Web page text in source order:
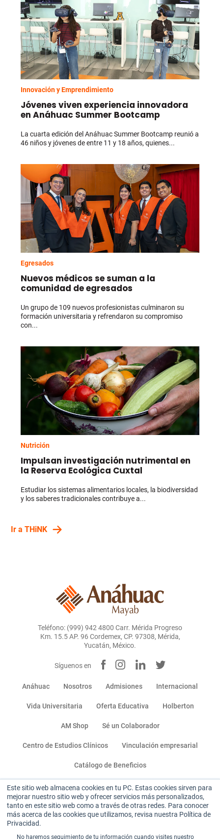
Este sitio web almacena cookies en tu PC. Estas cookies sirven para
mejorar nuestro sitio web y ofrecer servicios más personalizados,
tanto en este sitio web como a través de otras redes. Para conocer
más acerca de las cookies que utilizamos, revisa nuestra Política de
Privacidad.
No haremos seguimiento de tu información cuando visites nuestro
Innovación y Emprendimiento
Jóvenes viven experiencia innovadora
en Anáhuac Summer Bootcamp
La cuarta edición del Anáhuac Summer Bootcamp reunió a
46 niños y jóvenes de entre 11 y 18 años, quienes...
Egresados
Nuevos médicos se suman a la
comunidad de egresados
Un grupo de 109 nuevos profesionistas culminaron su
formación universitaria y refrendaron su compromiso
con...
Nutrición
Impulsan investigación nutrimental en
la Reserva Ecológica Cuxtal
Estudiar los sistemas alimentarios locales, la biodiversidad
y los saberes tradicionales contribuye a...
Ir a THiNK
Teléfono: (999) 942 4800 Carr. Mérida Progreso
Km. 15.5 AP. 96 Cordemex, CP. 97308, Mérida,
Yucatán, México.
Síguenos en
Anáhuac Nosotros Admisiones Internacional
Vida Universitaria Oferta Educativa Holberton
AM Shop Sé un Colaborador
Centro de Estudios Clínicos Vinculación empresarial
Catálogo de Beneficios
Miembro de: